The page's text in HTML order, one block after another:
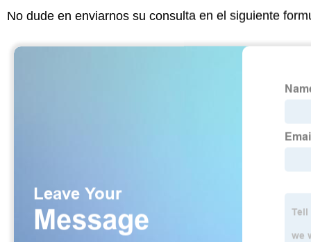
No dude en enviarnos su consulta en el siguiente